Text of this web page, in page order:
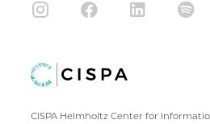
CISPA Helmholtz Center for